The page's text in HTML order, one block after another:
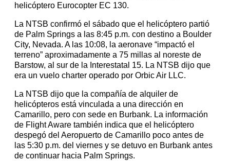
helicóptero Eurocopter EC 130.
La NTSB confirmó el sábado que el helicóptero partió
de Palm Springs a las 8:45 p.m. con destino a Boulder
City, Nevada. A las 10:08, la aeronave “impactó el
terreno” aproximadamente a 75 millas al noreste de
Barstow, al sur de la Interestatal 15. La NTSB dijo que
era un vuelo charter operado por Orbic Air LLC.
La NTSB dijo que la compañía de alquiler de
helicópteros está vinculada a una dirección en
Camarillo, pero con sede en Burbank. La información
de Flight Aware también indica que el helicóptero
despegó del Aeropuerto de Camarillo poco antes de
las 5:30 p.m. del viernes y se detuvo en Burbank antes
de continuar hacia Palm Springs.